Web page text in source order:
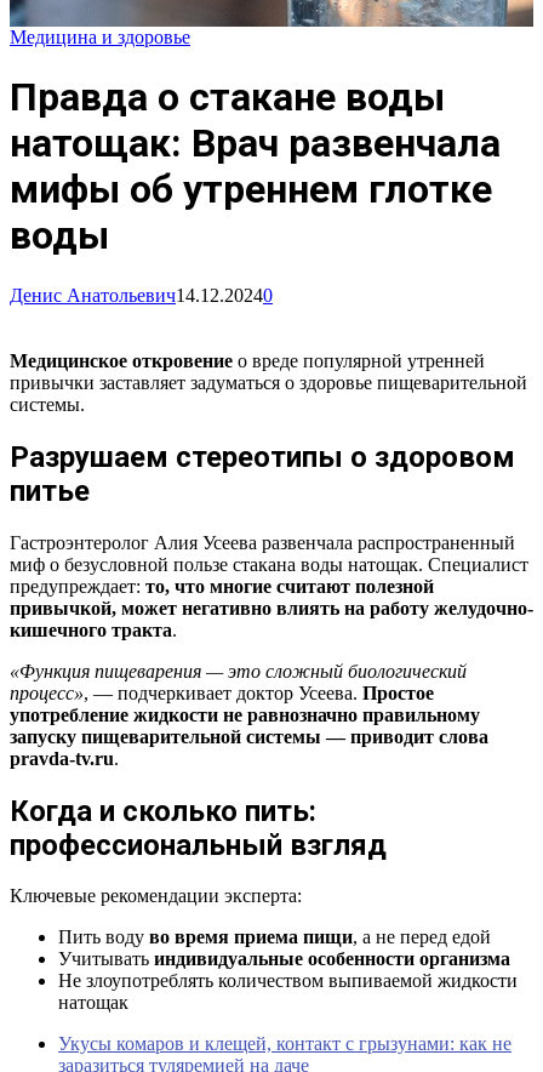
Медицина и здоровье
Правда о стакане воды
натощак: Врач развенчала
мифы об утреннем глотке
воды
Денис Анатольевич14.12.20240
Медицинское откровение о вреде популярной утренней
привычки заставляет задуматься о здоровье пищеварительной
системы.
Разрушаем стереотипы о здоровом
питье
Гастроэнтеролог Алия Усеева развенчала распространенный
миф о безусловной пользе стакана воды натощак. Специалист
предупреждает: то, что многие считают полезной
привычкой, может негативно влиять на работу желудочно-
кишечного тракта.
«Функция пищеварения — это сложный биологический
процесс», — подчеркивает доктор Усеева. Простое
употребление жидкости не равнозначно правильному
запуску пищеварительной системы — приводит слова
pravda-tv.ru.
Когда и сколько пить:
профессиональный взгляд
Ключевые рекомендации эксперта:
Пить воду во время приема пищи, а не перед едой
Учитывать индивидуальные особенности организма
Не злоупотреблять количеством выпиваемой жидкости
натощак
Укусы комаров и клещей, контакт с грызунами: как не
заразиться туляремией на даче